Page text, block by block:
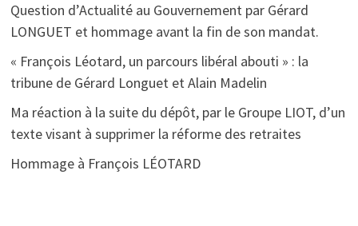
Question d’Actualité au Gouvernement par Gérard
LONGUET et hommage avant la fin de son mandat.
« François Léotard, un parcours libéral abouti » : la
tribune de Gérard Longuet et Alain Madelin
Ma réaction à la suite du dépôt, par le Groupe LIOT, d’un
texte visant à supprimer la réforme des retraites
Hommage à François LÉOTARD